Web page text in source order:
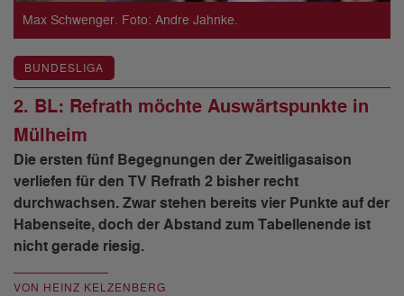
Max Schwenger. Foto: Andre Jahnke.
BUNDESLIGA
2. BL: Refrath möchte Auswärtspunkte in
Mülheim
Die ersten fünf Begegnungen der Zweitligasaison
verliefen für den TV Refrath 2 bisher recht
durchwachsen. Zwar stehen bereits vier Punkte auf der
Habenseite, doch der Abstand zum Tabellenende ist
nicht gerade riesig.
VON HEINZ KELZENBERG